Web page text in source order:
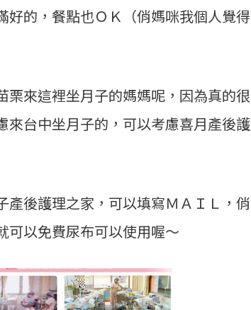
好的，餐點也ＯＫ（俏媽咪我個人覺得
栗來這裡坐月子的媽媽呢，因為真的很
來台中坐月子的，可以考慮喜月產後護
產後護理之家，可以填寫ＭＡＩＬ，俏
可以免費尿布可以使用喔～